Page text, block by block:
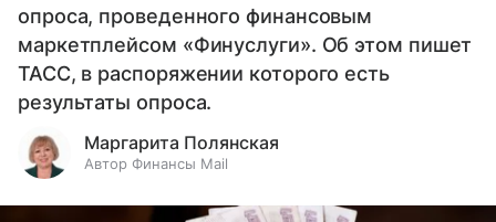
опроса, проведенного финансовым
маркетплейсом «Финуслуги». Об этом пишет
ТАСС, в распоряжении которого есть
результаты опроса.
Маргарита Полянская
Автор Финансы Mail